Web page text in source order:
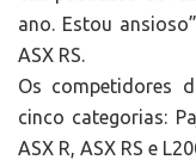
ano. Estou
ASX RS.
Os competidores
cinco categorias:
ASX R, ASX RS e